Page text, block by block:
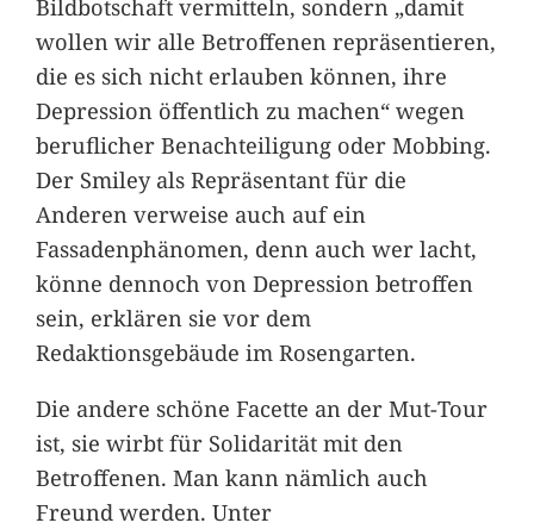
Bildbotschaft vermitteln, sondern „damit
wollen wir alle Betroffenen repräsentieren,
die es sich nicht erlauben können, ihre
Depression öffentlich zu machen“ wegen
beruflicher Benachteiligung oder Mobbing.
Der Smiley als Repräsentant für die
Anderen verweise auch auf ein
Fassadenphänomen, denn auch wer lacht,
könne dennoch von Depression betroffen
sein, erklären sie vor dem
Redaktionsgebäude im Rosengarten.
Die andere schöne Facette an der Mut-Tour
ist, sie wirbt für Solidarität mit den
Betroffenen. Man kann nämlich auch
Freund werden. Unter